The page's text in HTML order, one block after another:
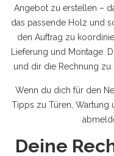
Angebot zu erstellen –
das passende Holz und
den Auftrag zu
Lieferung und Montage.
und dir die Rechnung zu
Wenn du dich für den
Tipps zu Türen, Wartung
Deine